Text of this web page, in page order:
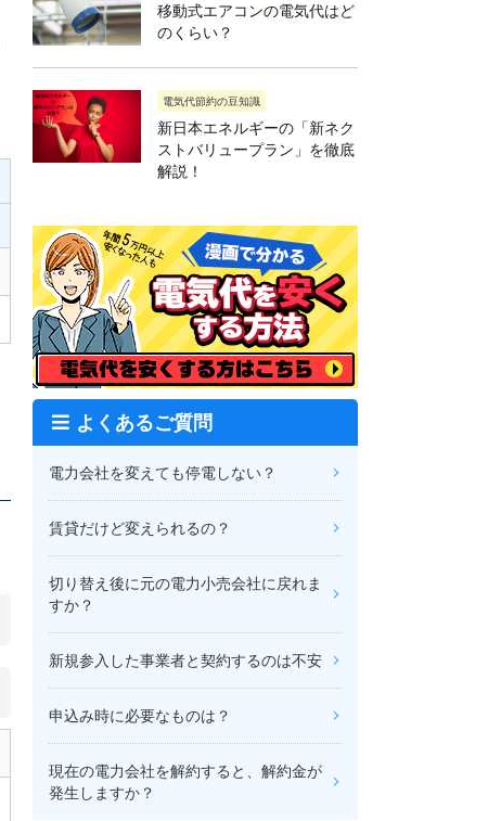
移動式エアコンの電気代はど
のくらい？
電気代節約の豆知識
新日本エネルギーの「新ネク
ストバリュープラン」を徹底
解説！
よくあるご質問
電力会社を変えても停電しない？
賃貸だけど変えられるの？
切り替え後に元の電力小売会社に戻れま
すか？
新規参入した事業者と契約するのは不安
申込み時に必要なものは？
現在の電力会社を解約すると、解約金が
発生しますか？